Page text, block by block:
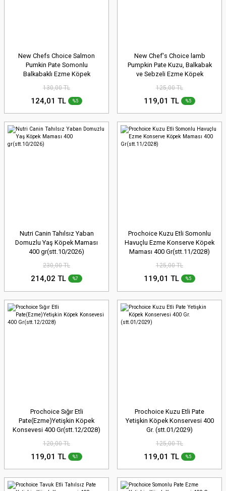
New Chefs Choice Salmon
Pumkin Pate Somonlu
Balkabaklı Ezme Köpek
130,00 TL
124,01 TL %5
New Chef's Choice lamb
Pumpkin Pate Kuzu, Balkabak
ve Sebzeli Ezme Köpek
125,00 TL
119,01 TL %5
Nutri Canin Tahılsız Yaban
Domuzlu Yaş Köpek Maması
400 gr(stt.10/2026)
230,00 TL
214,02 TL %7
Prochoice Kuzu Etli Somonlu
Havuçlu Ezme Konserve Köpek
Maması 400 Gr(stt.11/2028)
125,00 TL
119,01 TL %5
Prochoice Sığır Etli
Pate(Ezme)Yetişkin Köpek
Konsevesi 400 Gr(stt.12/2028)
120,00 TL
119,01 TL %1
Prochoice Kuzu Etli Pate
Yetişkin Köpek Konservesi 400
Gr. (stt.01/2029)
125,00 TL
119,01 TL %5